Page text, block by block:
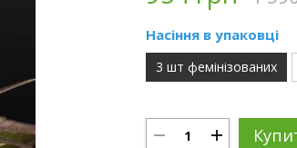
Насіння в упаковці
3 шт фемінізованих